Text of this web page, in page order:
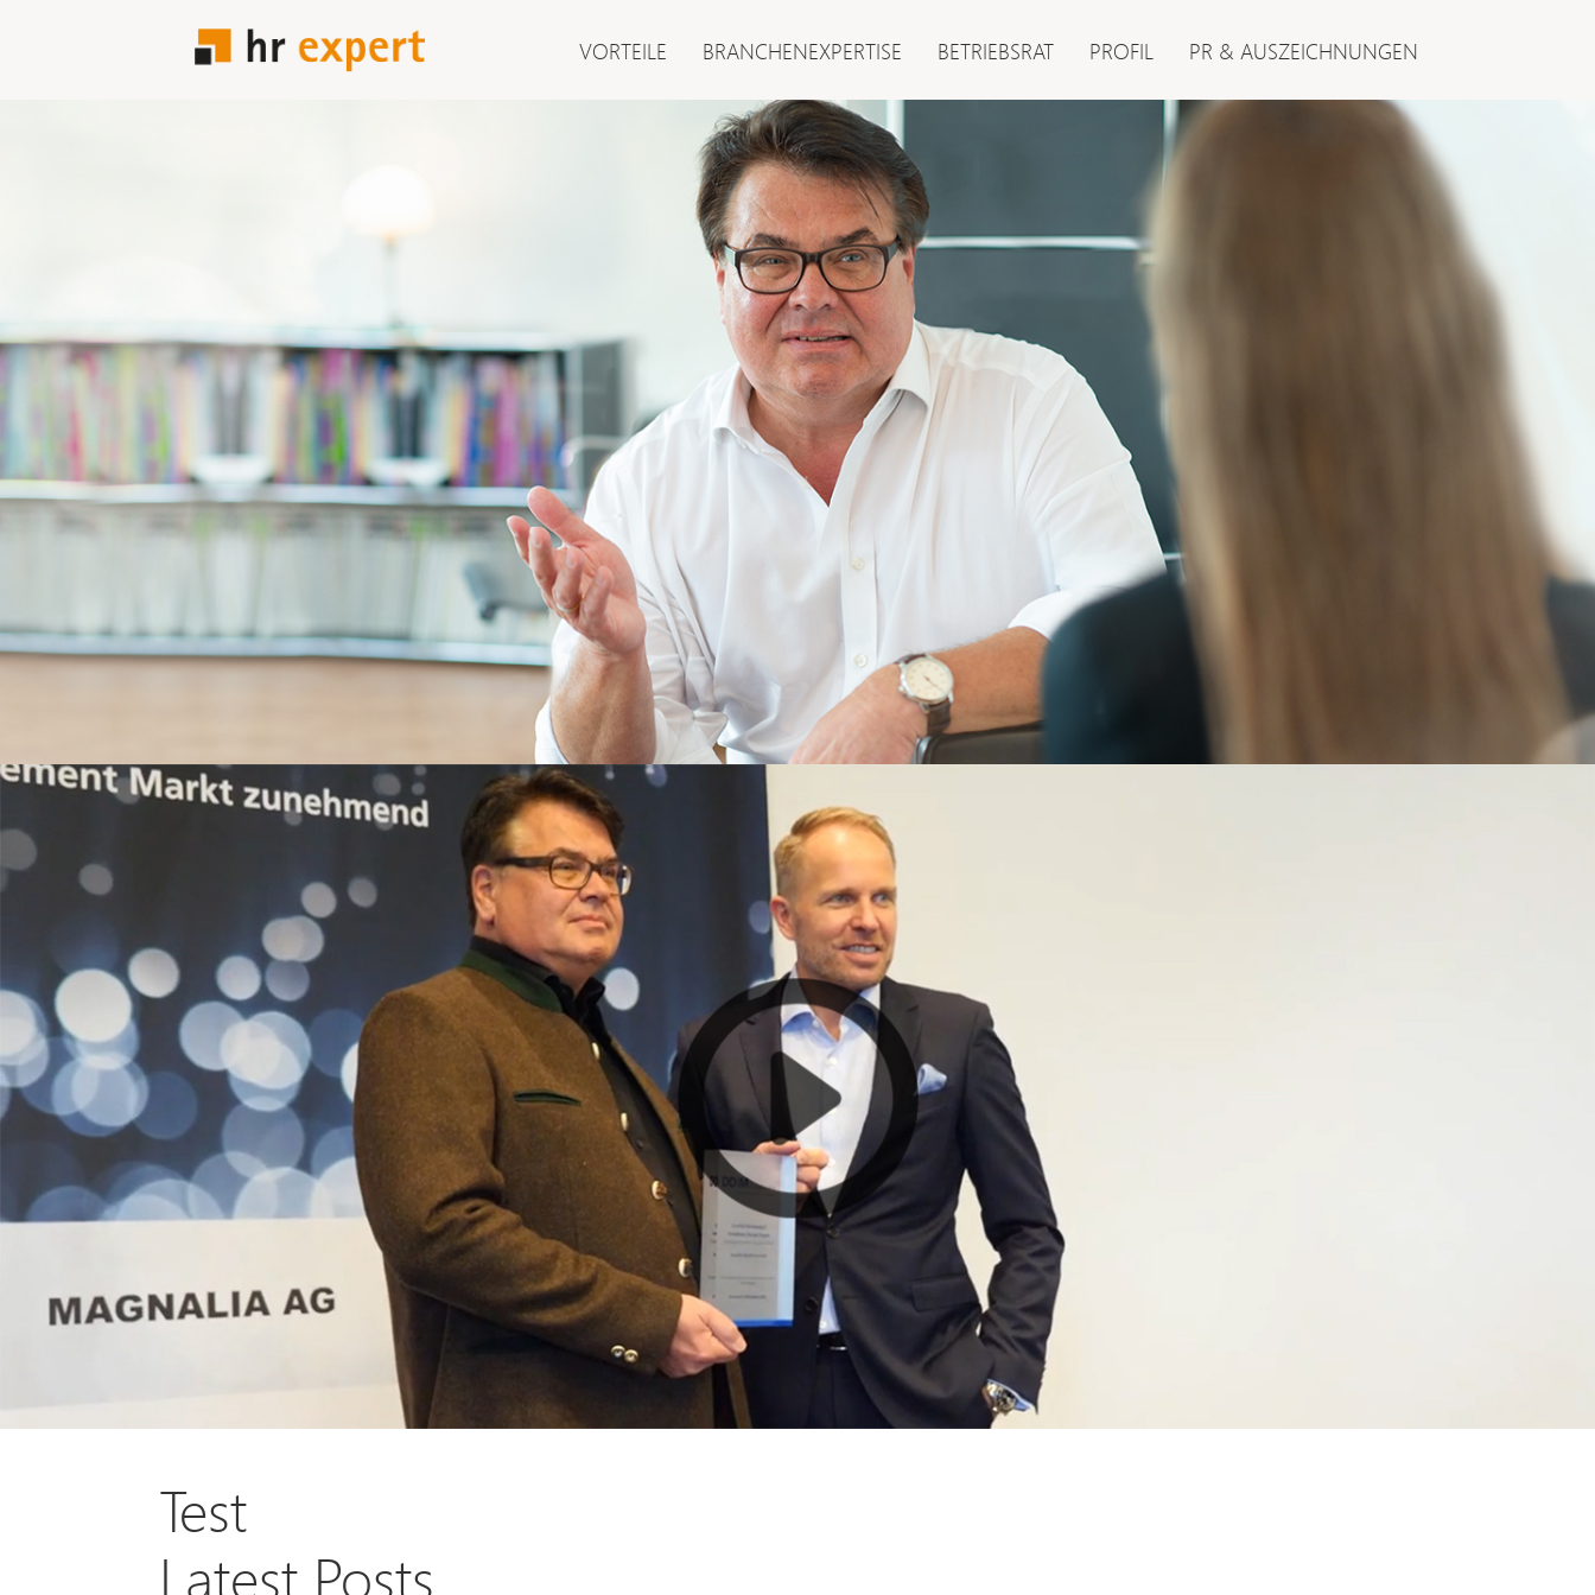
VORTEILE BRANCHENEXPERTISE BETRIEBSRAT PROFIL PR & AUSZEICHNUNGEN
Test
Latest Posts